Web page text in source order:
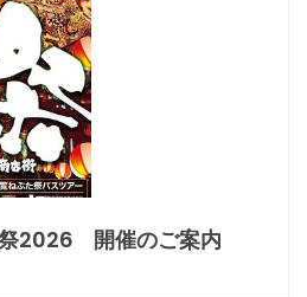
2026 開催のご案内